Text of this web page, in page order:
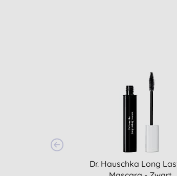
Dr. Hauschka Long